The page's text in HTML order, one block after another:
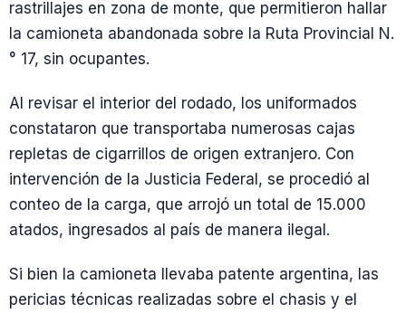
rastrillajes en zona de monte, que permitieron hallar
la camioneta abandonada sobre la Ruta Provincial N.
° 17, sin ocupantes.
Al revisar el interior del rodado, los uniformados
constataron que transportaba numerosas cajas
repletas de cigarrillos de origen extranjero. Con
intervención de la Justicia Federal, se procedió al
conteo de la carga, que arrojó un total de 15.000
atados, ingresados al país de manera ilegal.
Si bien la camioneta llevaba patente argentina, las
pericias técnicas realizadas sobre el chasis y el